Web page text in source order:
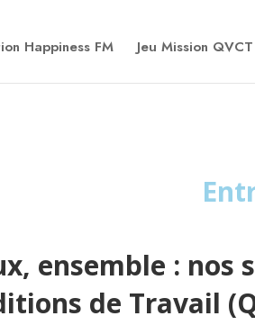
Happiness FM Jeu Mission QVCT
ensemble :
de Travail